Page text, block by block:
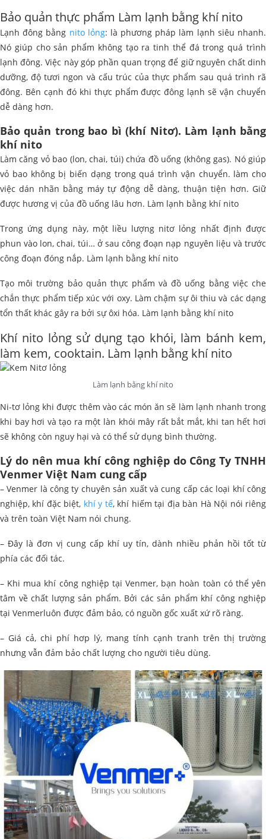
Bảo quản thực phẩm Làm lạnh bằng khí nito
Lạnh đông bằng nito lỏng: là phương pháp làm lạnh siêu nhanh.
Nó giúp cho sản phẩm không tạo ra tinh thể đá trong quá trình
lạnh đông. Việc này góp phần quan trọng để giữ nguyên chất dinh
dưỡng, độ tươi ngon và cấu trúc của thực phẩm sau quá trình rã
đông. Bên cạnh đó khi thực phẩm được đông lạnh sẽ vận chuyển
dễ dàng hơn.
Bảo quản trong bao bì (khí Nitơ). Làm lạnh bằng
khí nito
Làm căng vỏ bao (lon, chai, túi) chứa đồ uống (không gas). Nó giúp
vỏ bao không bị biến dạng trong quá trình vận chuyển. làm cho
việc dán nhãn bằng máy tự động dễ dàng, thuận tiện hơn. Giữ
được hương vị của đồ uống lâu hơn. Làm lạnh bằng khí nito
Trong ứng dụng này, một liều lượng nitơ lỏng nhất định được
phun vào lon, chai, túi… ở sau công đoạn nạp nguyên liệu và trước
công đoạn đóng nắp. Làm lạnh bằng khí nito
Tạo môi trường bảo quản thực phẩm và đồ uống bằng việc che
chắn thực phẩm tiếp xúc với oxy. Làm chậm sự ôi thiu và các dạng
tổn thất khác gây ra bởi sự ôxi hóa. Làm lạnh bằng khí nito
Khí nito lỏng sử dụng tạo khói, làm bánh kem,
làm kem, cooktain. Làm lạnh bằng khí nito
Làm lạnh bằng khí nito
Ni-tơ lỏng khi được thêm vào các món ăn sẽ làm lạnh nhanh trong
khi bay hơi và tạo ra một làn khói mây rất bắt mắt, khi tan hết hơi
sẽ không còn nguy hại và có thể sử dụng bình thường.
Lý do nên mua khí công nghiệp do Công Ty TNHH
Venmer Việt Nam cung cấp
– Venmer là công ty chuyên sản xuất và cung cấp các loại khí công
nghiệp, khí đặc biệt, khí y tế, khí hiếm tại địa bàn Hà Nội nói riêng
và trên toàn Việt Nam nói chung.
– Đây là đơn vị cung cấp khí uy tín, dành nhiều phản hồi tốt từ
phía các đối tác.
– Khi mua khí công nghiệp tại Venmer, bạn hoàn toàn có thể yên
tâm về chất lượng sản phẩm. Bởi các sản phẩm khí công nghiệp
tại Venmerluôn được đảm bảo, có nguồn gốc xuất xứ rõ ràng.
– Giá cả, chi phí hơp lý, mang tính cạnh tranh trên thị trường
nhưng vẫn đảm bảo chất lượng cho người tiêu dùng.